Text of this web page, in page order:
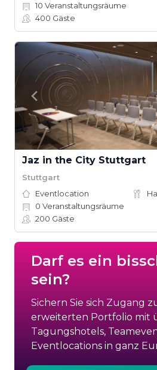
10 Veranstaltungsräume
400 Gäste
Jaz in the City Stuttgart
Stuttgart
Eventlocation
0 Veranstaltungsräume
200 Gäste
Darf es ein
sein?
Sichern Sie sich Zugang
erweiterten Portfolio mit
Tagungshotels,
Eventlocations in ganz